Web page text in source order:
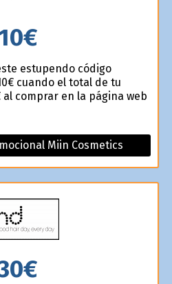
estupendo código
cuando el total de tu
comprar en la página web
Miin Cosmetics